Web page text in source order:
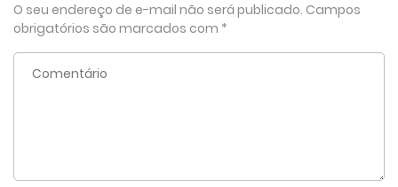
O seu endereço de e-mail não será publicado. Campos
obrigatórios são marcados com *